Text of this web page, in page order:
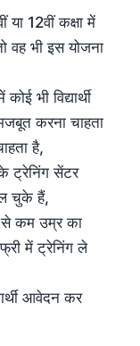
या 12वीं कक्षा में
वह भी इस योजना
भी विद्यार्थी
करना चाहता
है,
ट्रेनिंग सेंटर
चुके हैं,
से कम उम्र का
में ट्रेनिंग ले
आवेदन कर